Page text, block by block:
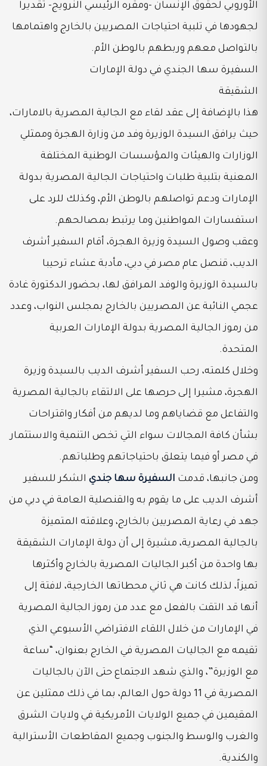
الأوروبي لحقوق الإنسان -ومقره الرئيسي النرويج- تقديرا
لجهودها في تلبية احتياجات المصريين بالخارج واهتمامها
بالتواصل معهم وربطهم بالوطن الأم.
السفيرة سها الجندي في دولة الإمارات
الشقيقة
هذا بالإضافة إلى عقد لقاء مع الجالية المصرية بالامارات،
حيث يرافق السيدة الوزيرة وفد من وزارة الهجرة وممثلي
الوزارات والهيئات والمؤسسات الوطنية المختلفة
المعنية بتلبية طلبات واحتياجات الجالية المصرية بدولة
الإمارات ودعم تواصلهم بالوطن الأم، وكذلك للرد على
استفسارات المواطنين وما يرتبط بمصالحهم.
وعقب وصول السيدة وزيرة الهجرة، أقام السفير أشرف
الديب، قنصل عام مصر في دبي، مأدبة عشاء ترحيبا
بالسيدة الوزيرة والوفد المرافق لها، بحضور الدكتورة غادة
عجمي النائبة عن المصريين بالخارج بمجلس النواب، وعدد
من رموز الجالية المصرية بدولة الإمارات العربية
المتحدة.
وخلال كلمته، رحب السفير أشرف الديب بالسيدة وزيرة
الهجرة، مشيرا إلى حرصها على الالتقاء بالجالية المصرية
والتفاعل مع قضاياهم وما لديهم من أفكار واقتراحات
بشأن كافة المجالات سواء التي تخص التنمية والاستثمار
في مصر أو فيما يتعلق باحتياجاتهم وطلباتهم.
ومن جانبها، قدمت السفيرة سها جندي الشكر للسفير
أشرف الديب على ما يقوم به والقنصلية العامة في دبي من
جهد في رعاية المصريين بالخارج، وعلاقته المتميزة
بالجالية المصرية، مشيرة إلى أن دولة الإمارات الشقيقة
بها واحدة من أكبر الجاليات المصرية بالخارج وأكثرها
تميزاً، لذلك كانت هي ثاني محطاتها الخارجية، لافتة إلى
أنها قد التقت بالفعل مع عدد من رموز الجالية المصرية
في الإمارات من خلال اللقاء الافتراضي الأسبوعي الذي
تقيمه مع الجاليات المصرية في الخارج بعنوان، “ساعة
مع الوزيرة”، والذي شهد الاجتماع حتى الآن بالجاليات
المصرية في 11 دولة حول العالم، بما في ذلك ممثلين عن
المقيمين في جميع الولايات الأمريكية في ولايات الشرق
والغرب والوسط والجنوب وجميع المقاطعات الأسترالية
والكندية.